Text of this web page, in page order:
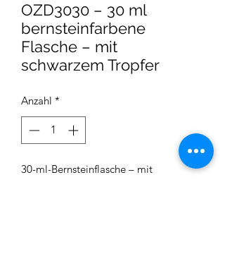
OZD3030 – 30 ml
bernsteinfarbene
Flasche – mit
schwarzem Tropfer
Anzahl *
30-ml-Bernsteinflasche – mit